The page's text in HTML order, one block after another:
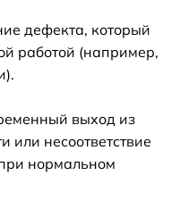
дефекта, который
работой (например,
выход из
или несоответствие
нормальном